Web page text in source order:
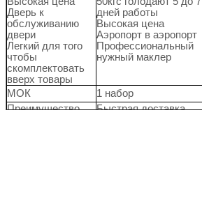
Дверь к
обслуживанию
двери
Легкий для того
чтобы
скомплектовать
вверх товары
дней работы
Высокая цена
Аэропорт в аэропорт
Профессиональный
нужный маклер
МОК
1 набор
Преимущество
Быстрая доставка